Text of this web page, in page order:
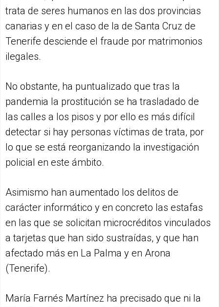
trata de seres humanos en las dos provincias
canarias y en el caso de la de Santa Cruz de
Tenerife desciende el fraude por matrimonios
ilegales.
No obstante, ha puntualizado que tras la
pandemia la prostitución se ha trasladado de
las calles a los pisos y por ello es más difícil
detectar si hay personas víctimas de trata, por
lo que se está reorganizando la investigación
policial en este ámbito.
Asimismo han aumentado los delitos de
carácter informático y en concreto las estafas
en las que se solicitan microcréditos vinculados
a tarjetas que han sido sustraídas, y que han
afectado más en La Palma y en Arona
(Tenerife).
María Farnés Martínez ha precisado que ni la